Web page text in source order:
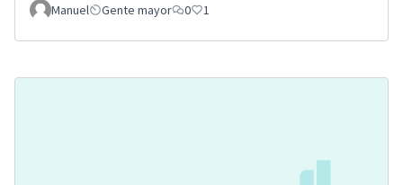
Manuel Gente mayor 0 1